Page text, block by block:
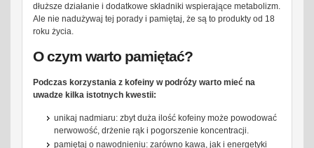
dłuższe działanie i dodatkowe składniki wspierające metabolizm.
Ale nie nadużywaj tej porady i pamiętaj, że są to produkty od 18
roku życia.
O czym warto pamiętać?
Podczas korzystania z kofeiny w podróży warto mieć na
uwadze kilka istotnych kwestii:
unikaj nadmiaru: zbyt duża ilość kofeiny może powodować
nerwowość, drżenie rąk i pogorszenie koncentracji.
pamiętaj o nawodnieniu: zarówno kawa, jak i energetyki